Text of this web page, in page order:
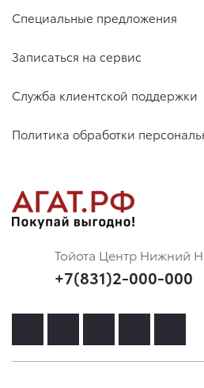
Специальные предложения
Записаться на сервис
Служба клиентской поддержки
Политика обработки
Тойота Центр Нижний
+7(831)2-000-000